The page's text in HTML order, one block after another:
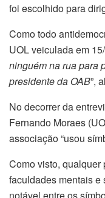
foi escolhido para
Como todo
UOL veiculada em
ninguém na rua para
presidente da OAB”,
No decorrer da
Fernando Moraes
associação “usou
Como visto, qualquer
faculdades mentais
notável entre os